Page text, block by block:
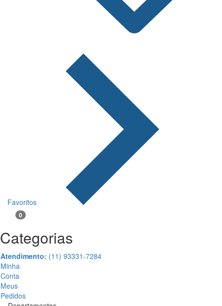
Favoritos
0
Categorias
Atendimento: (11) 93331-7284
Minha
Conta
Meus
Pedidos